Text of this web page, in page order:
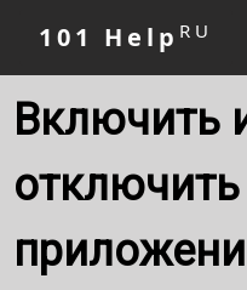
101 Help RU
Включить